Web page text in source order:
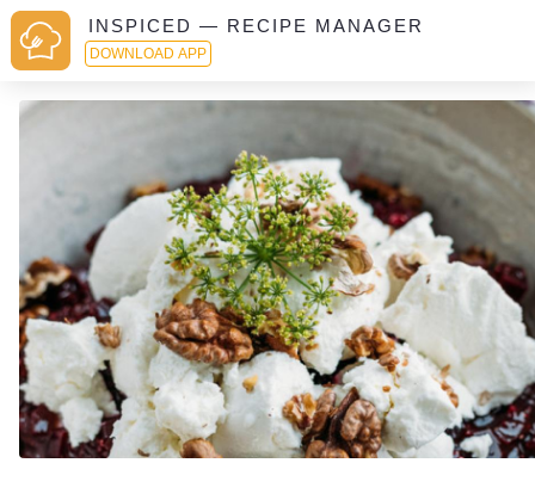
INSPICED — RECIPE MANAGER
DOWNLOAD APP